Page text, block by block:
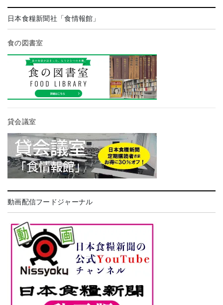
日本食糧新聞社「食情報館」
食の図書室
貸会議室
動画配信フードジャーナル